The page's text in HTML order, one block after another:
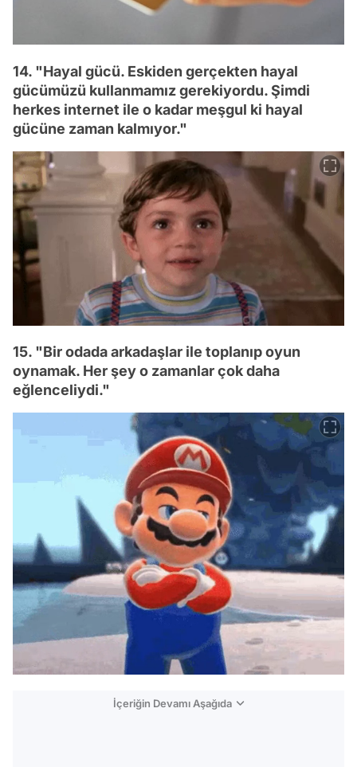
14. "Hayal gücü. Eskiden gerçekten hayal
gücümüzü kullanmamız gerekiyordu. Şimdi
herkes internet ile o kadar meşgul ki hayal
gücüne zaman kalmıyor."
15. "Bir odada arkadaşlar ile toplanıp oyun
oynamak. Her şey o zamanlar çok daha
eğlenceliydi."
İçeriğin Devamı Aşağıda